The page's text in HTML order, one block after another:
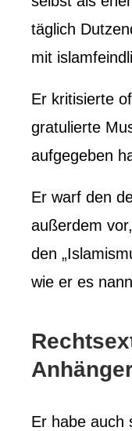
täglich
mit
Er kritisierte
gratulierte
aufgegeben
Er warf den
außerdem
den
wie er es
Er habe auch